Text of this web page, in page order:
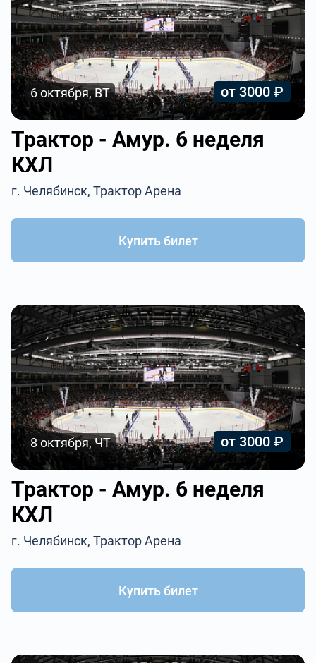
6 октября, ВТ от 3000 ₽
Трактор - Амур. 6 неделя
КХЛ
г. Челябинск, Трактор Арена
Купить билет
8 октября, ЧТ от 3000 ₽
Трактор - Амур. 6 неделя
КХЛ
г. Челябинск, Трактор Арена
Купить билет